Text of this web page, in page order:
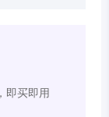
即买即用